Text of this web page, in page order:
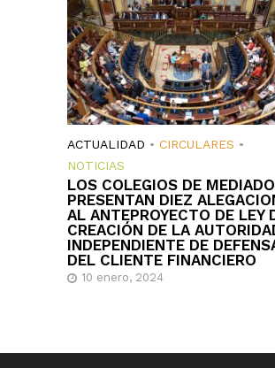
ACTUALIDAD • CIRCULARES •
NOTICIAS
LOS COLEGIOS DE
PRESENTAN DIEZ
AL ANTEPROYECTO DE LEY
CREACIÓN DE LA
INDEPENDIENTE DE
DEL CLIENTE FINANCIERO
10 enero, 2024